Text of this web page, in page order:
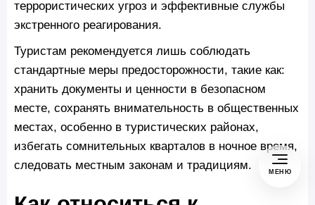
террористических угроз и эффективные службы
экстренного реагирования.
Туристам рекомендуется лишь соблюдать
стандартные меры предосторожности, такие как:
хранить документы и ценности в безопасном
месте, сохранять внимательность в общественных
местах, особенно в туристических районах,
избегать сомнительных кварталов в ночное время,
следовать местным законам и традициям.
МЕНЮ